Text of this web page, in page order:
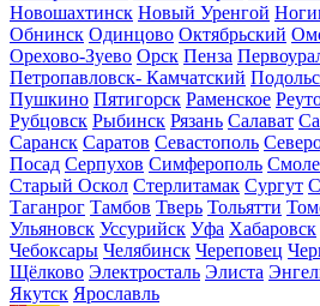
Новошахтинск Новый Уренгой
Обнинск Одинцово Октябрьский
Орехово-Зуево Орск Пенза
Петропавловск- Камчатский
Пушкино Пятигорск Раменское
Рубцовск Рыбинск Рязань Салават
Саранск Саратов Севастополь
Посад Серпухов Симферополь
Старый Оскол Стерлитамак Сургут
Таганрог Тамбов Тверь Тольятти
Ульяновск Уссурийск Уфа Хабаровск
Чебоксары Челябинск Череповец
Щёлково Электросталь Элиста
Якутск Ярославль